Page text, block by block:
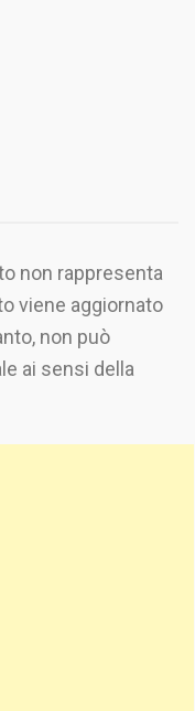
non rappresenta
viene aggiornato
non può
ai sensi della